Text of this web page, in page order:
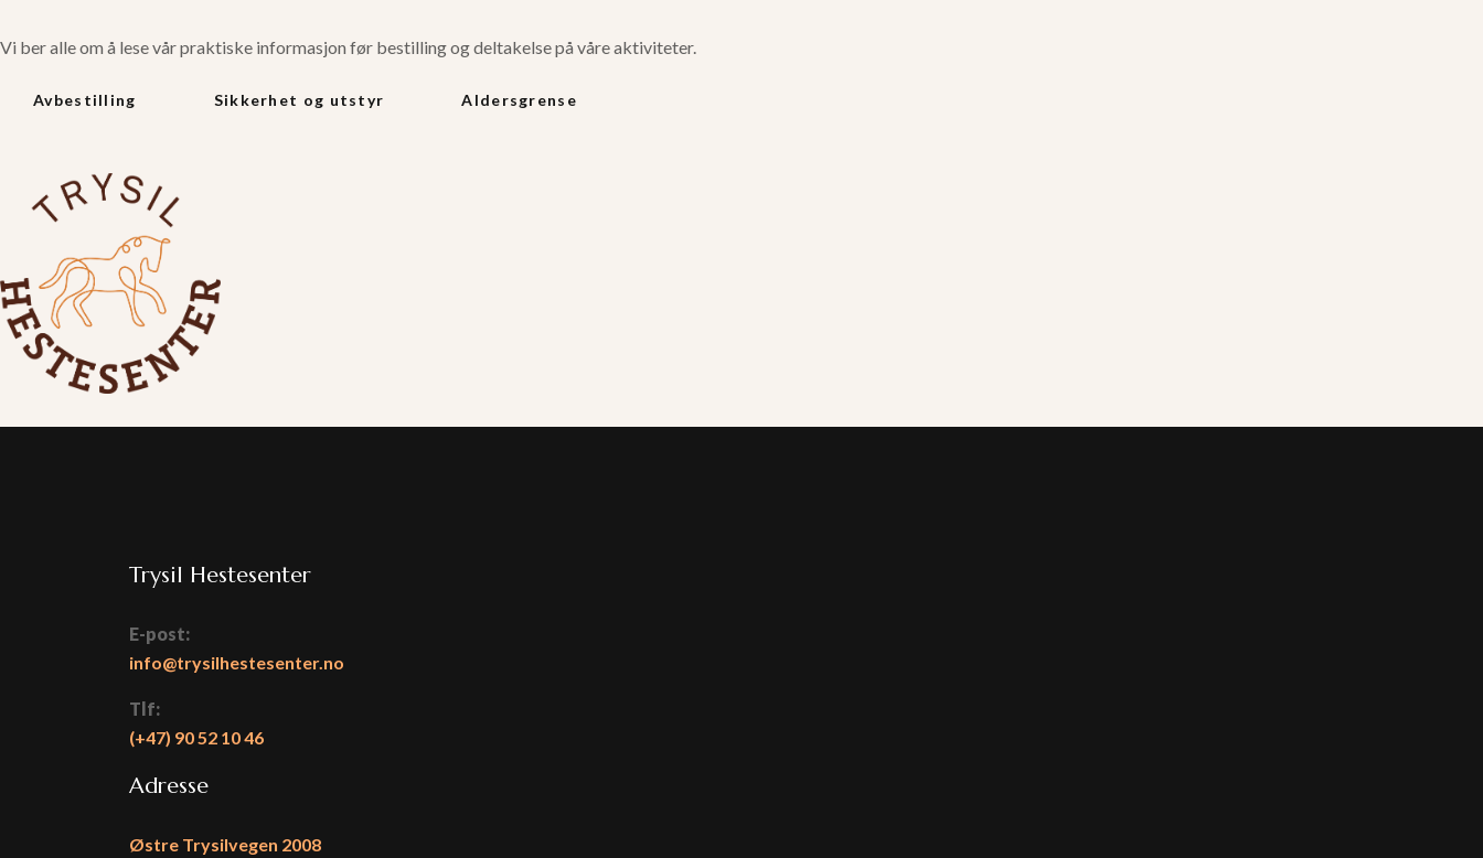
Vi ber alle om å lese vår praktiske informasjon før bestilling og deltakelse på våre aktiviteter.
Avbestilling Sikkerhet og utstyr Aldersgrense
Trysil Hestesenter
E-post:
info@trysilhestesenter.no
Tlf:
(+47) 90 52 10 46
Adresse
Østre Trysilvegen 2008